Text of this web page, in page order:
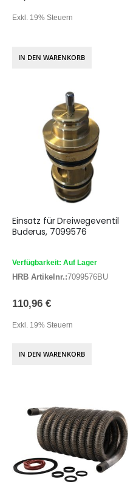
Exkl. 19% Steuern
IN DEN WARENKORB
Einsatz für Dreiwegeventil
Buderus, 7099576
Verfügbarkeit: Auf Lager
HRB Artikelnr.:7099576BU
110,96 €
Exkl. 19% Steuern
IN DEN WARENKORB